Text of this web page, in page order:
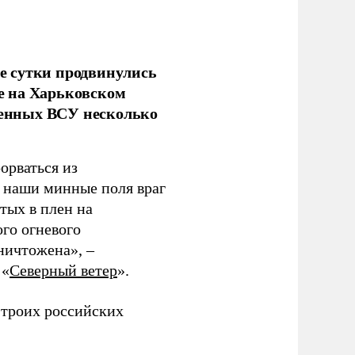
продвинулись
на Харьковском
ВСУ несколько
из
наши минные поля враг
в плен на
огневого
–
Северный ветер».
российских